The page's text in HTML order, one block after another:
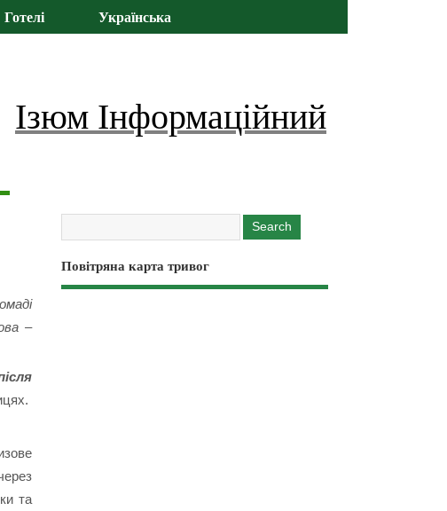
Готелі Українська
Ізюм Інформаційний
–
та
Повітряна карта тривог